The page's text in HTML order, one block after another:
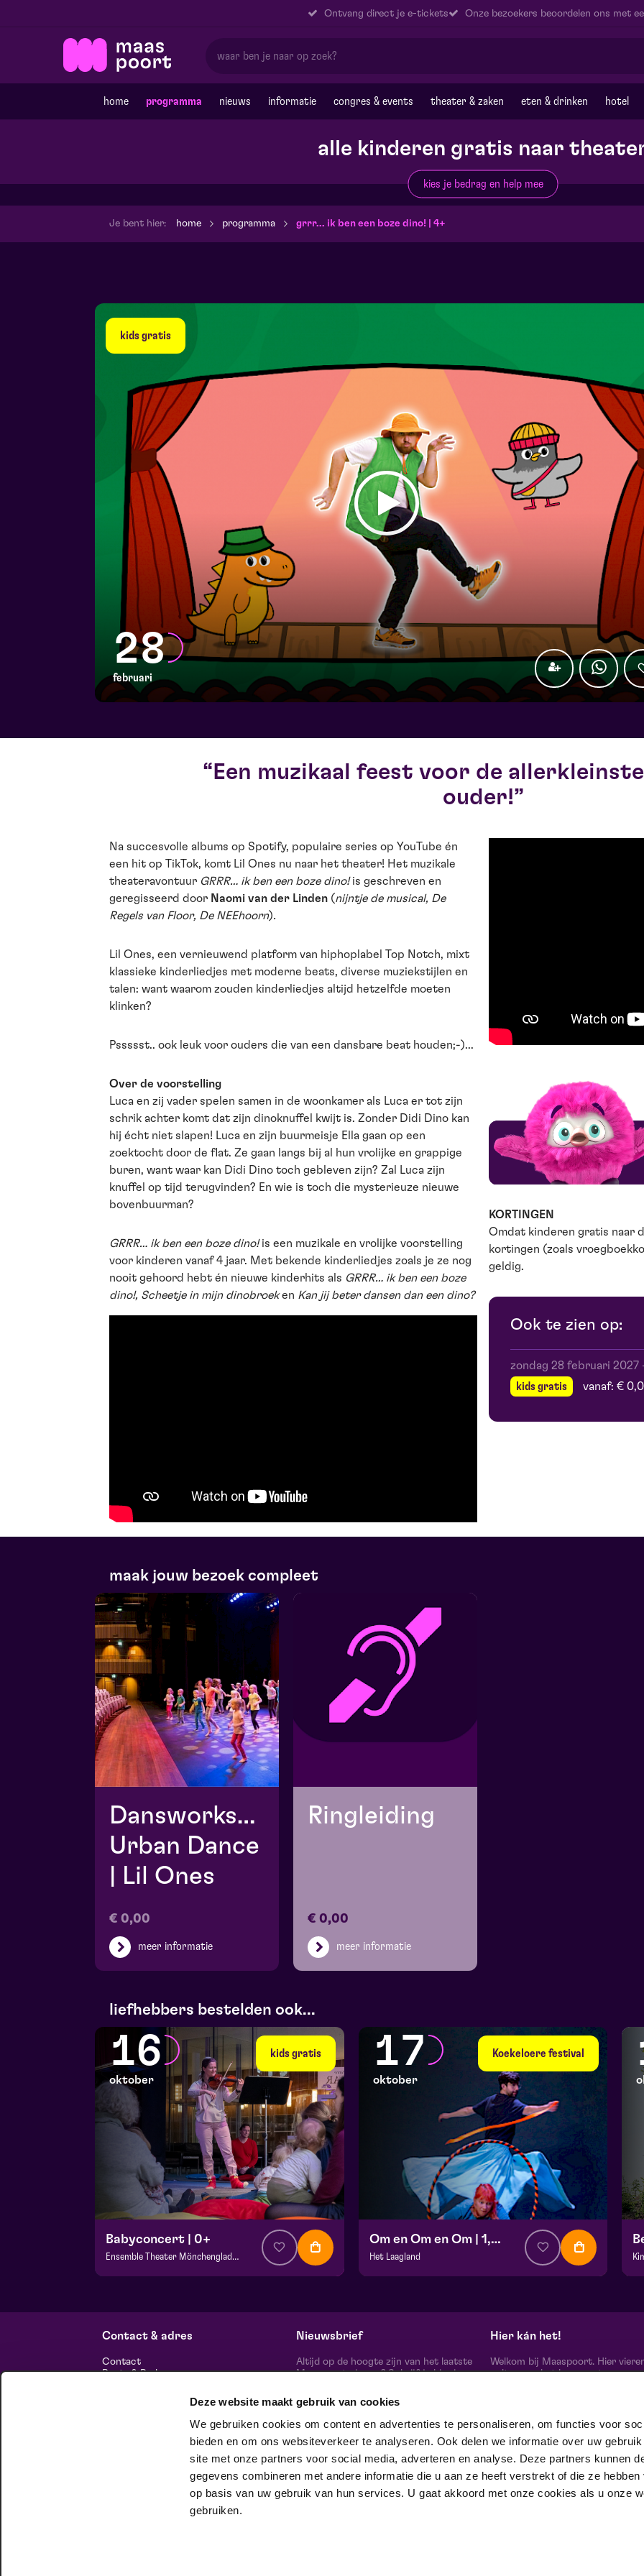
Deze website maakt gebruik van cookies
We gebruiken cookies om content en advertenties te personaliseren, om functies voor
bieden en om ons websiteverkeer te analyseren. Ook delen we informatie over uw
site met onze partners voor social media, adverteren en analyse. Deze partners kunnen
gegevens combineren met andere informatie die u aan ze heeft verstrekt of die ze hebben
op basis van uw gebruik van hun services. U gaat akkoord met onze cookies als u onze
gebruiken.
Ontvang direct je e-tickets Onze bezoekers beoordelen ons met
home programma nieuws informatie congres & events theater & zaken eten & drinken hotel
alle kinderen gratis naar
kies je bedrag en help mee
Je bent hier: home programma grrr... ik ben een boze dino! | 4+
28
februari
kids gratis
Een muzikaal feest voor de
ouder!
Na succesvolle albums op Spotify, populaire series op YouTube én
een hit op TikTok, komt Lil Ones nu naar het theater! Het muzikale
theateravontuur GRRR… ik ben een boze dino! is geschreven en
geregisseerd door Naomi van der Linden (nijntje de musical, De
Regels van Floor, De NEEhoorn).
Lil Ones, een vernieuwend platform van hiphoplabel Top Notch, mixt
klassieke kinderliedjes met moderne beats, diverse muziekstijlen en
talen: want waarom zouden kinderliedjes altijd hetzelfde moeten
klinken?
Pssssst.. ook leuk voor ouders die van een dansbare beat houden;-)...
Over de voorstelling
Luca en zij vader spelen samen in de woonkamer als Luca er tot zijn
schrik achter komt dat zijn dinoknuffel kwijt is. Zonder Didi Dino kan
hij écht niet slapen! Luca en zijn buurmeisje Ella gaan op een
zoektocht door de flat. Ze gaan langs bij al hun vrolijke en grappige
buren, want waar kan Didi Dino toch gebleven zijn? Zal Luca zijn
knuffel op tijd terugvinden? En wie is toch die mysterieuze nieuwe
bovenbuurman?
GRRR… ik ben een boze dino!is een muzikale en vrolijke voorstelling
voor kinderen vanaf 4 jaar. Met bekende kinderliedjes zoals je ze nog
nooit gehoord hebt én nieuwe kinderhits als GRRR… ik ben een boze
dino!, Scheetje in mijn dinobroek en Kan jij beter dansen dan een dino?
KORTINGEN
Omdat kinderen gratis naar
kortingen (zoals
geldig.
Ook te zien op:
zondag 28 februari 2027
kids gratis
vanaf: €
maak jouw bezoek compleet
Dansworkshop
Urban Dance
| Lil Ones
€ 0,00
meer informatie
Ringleiding
€ 0,00
meer informatie
liefhebbers bestelden ook...
kids gratis
16
oktober
Babyconcert | 0+
Ensemble Theater Mönchengladbach
vr 16 oktober 2026 | 11:00
Koekeloere festival
17
oktober
Om en Om en Om | 1,5+
Het Laagland
za 17 oktober 2026 | 10:00
za
Contact & adres
Contact
Route & Parkeren
Duurzaam ondernemen
Nieuwsbrief
Altijd op de hoogte zijn van het laatste
Maaspoort nieuws? Schrijf je hier in
schrijf je in
volg ons op
Hier kán het!
Welkom bij Maaspoort. Hier
cultuur en het leven met een
echte verschil maak je samen’.
Winnaar van de Red Dot Award
& Communication Design 2024
categorie Corporate Design &